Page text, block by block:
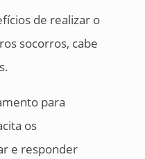
de realizar o
socorros, cabe
para
os
e responder